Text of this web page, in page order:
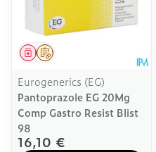
Sur prescription
Médicament
Eurogenerics (EG)
Pantoprazole EG 20Mg
Comp Gastro Resist Blist
98
16,10 €